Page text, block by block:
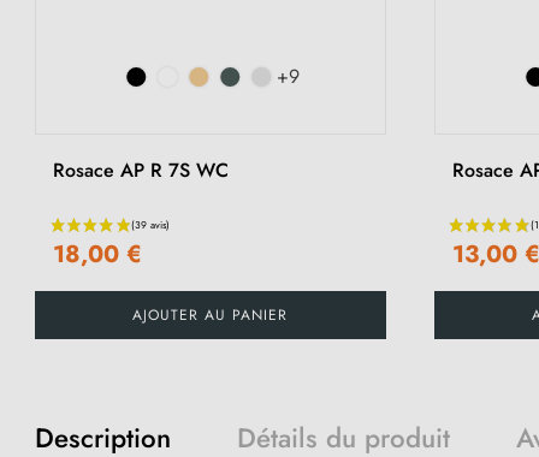
+9
Rosace AP R 7S WC
18,00 €
AJOUTER AU PANIER
Rosace
13,00 €
Description Détails du produit